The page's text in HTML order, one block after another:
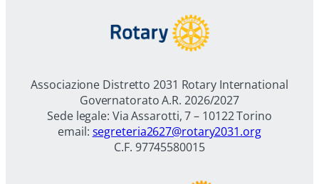
Associazione Distretto 2031 Rotary International
Governatorato A.R. 2026/2027
Sede legale: Via Assarotti, 7 – 10122 Torino
email: segreteria2627@rotary2031.org
C.F. 97745580015